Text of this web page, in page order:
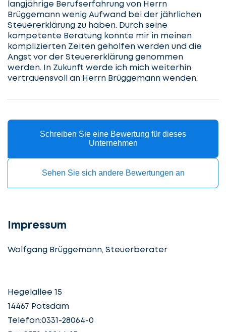
langjährige Berufserfahrung von Herrn
Brüggemann wenig Aufwand bei der jährlichen
Steuererklärung zu haben. Durch seine
kompetente Beratung konnte mir in meinen
komplizierten Zeiten geholfen werden und die
Angst vor der Steuererklärung genommen
werden. In Zukunft werde ich mich weiterhin
vertrauensvoll an Herrn Brüggemann wenden.
Schreiben Sie eine Bewertung für dieses
Unternehmen
Sehen Sie sich andere Bewertungen an
Impressum
Wolfgang Brüggemann, Steuerberater
Hegelallee 15
14467 Potsdam
Telefon:0331-28064-0